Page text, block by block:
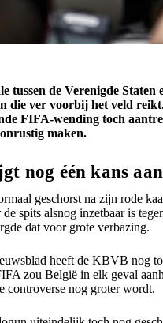
tussen de Verenigde Staten
die ver voorbij het veld
FIFA-wending toch
maken.
nog één kans
geschorst na zijn rode
de spits alsnog inzetbaar is
dat voor grote verbazing.
heeft de KBVB nog
zou België in elk geval
controverse nog groter wordt.